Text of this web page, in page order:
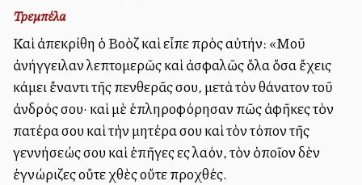
Τρεμπέλα
Καὶ ἀπεκρίθη ὁ Βοὸζ καὶ εἶπε πρὸς αὐτήν: «Μοῦ
ἀνήγγειλαν λεπτομερῶς καὶ ἀσφαλῶς ὅλα ὅσα ἔχεις
κάμει ἔναντι τῆς πενθερᾶς σου, μετὰ τὸν θάνατον τοῦ
ἀνδρός σου· καὶ μὲ ἐπληροφόρησαν πῶς ἀφῆκες τὸν
πατέρα σου καὶ τὴν μητέρα σου καὶ τὸν τόπον τῆς
γεννήσεώς σου καὶ ἐπῆγες εἰς λαόν, τὸν ὁποῖον δὲν
ἐγνώριζες οὔτε χθὲς οὔτε προχθές.